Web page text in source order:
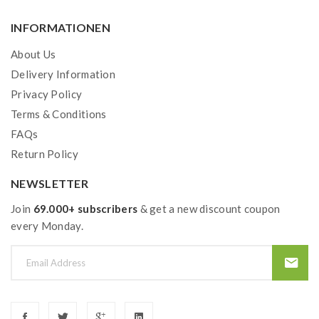
Lieferumfang:
1 x Geek Vape Obelisk 60 Pod Mod
1 x Geek Vape P-Series 0,4 Ohm Coil (vorinstalliert)
1 x Geek Vape P-Series 0,5 Ohm Coil
1 x USB-Typ-C-Kabel
1 x Coil Removing Tool
INFORMATIONEN
About Us
Delivery Information
Privacy Policy
Terms & Conditions
FAQs
Return Policy
NEWSLETTER
Join 69.000+ subscribers & get a new discount coupon
every Monday.